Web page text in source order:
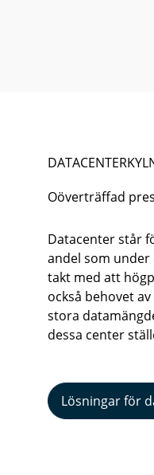
Oöverträffad
Datacenter står
andel som
takt med att
också behovet
stora
dessa center
Lösningar för